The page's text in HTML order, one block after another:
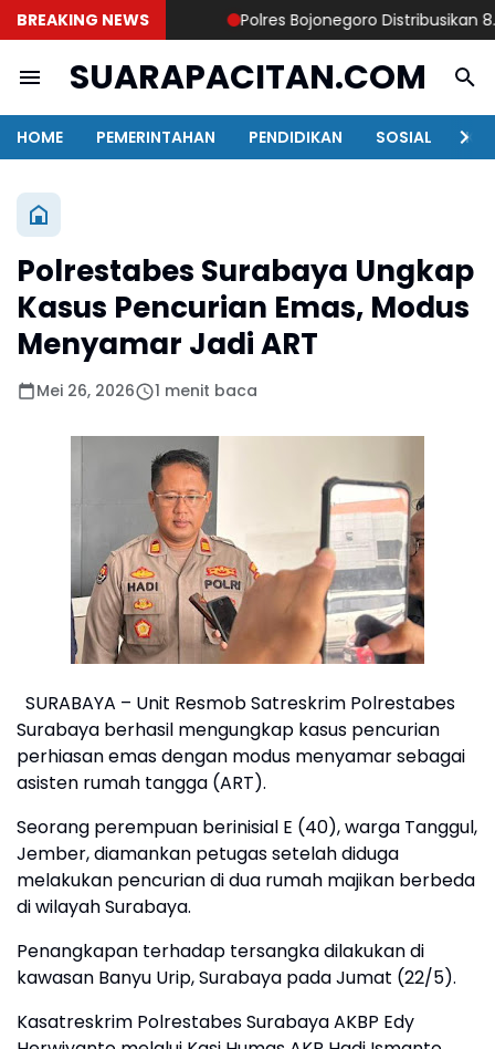
BREAKING NEWS Polres Bojonegoro Distribusikan
SUARAPACITAN.COM
HOME PEMERINTAHAN PENDIDIKAN SOSIAL
Polrestabes Surabaya Ungkap
Kasus Pencurian Emas, Modus
Menyamar Jadi ART
Mei 26, 2026 1 menit baca
SURABAYA – Unit Resmob Satreskrim Polrestabes
Surabaya berhasil mengungkap kasus pencurian
perhiasan emas dengan modus menyamar sebagai
asisten rumah tangga (ART).
Seorang perempuan berinisial E (40), warga Tanggul,
Jember, diamankan petugas setelah diduga
melakukan pencurian di dua rumah majikan berbeda
di wilayah Surabaya.
Penangkapan terhadap tersangka dilakukan di
kawasan Banyu Urip, Surabaya pada Jumat (22/5).
Kasatreskrim Polrestabes Surabaya AKBP Edy